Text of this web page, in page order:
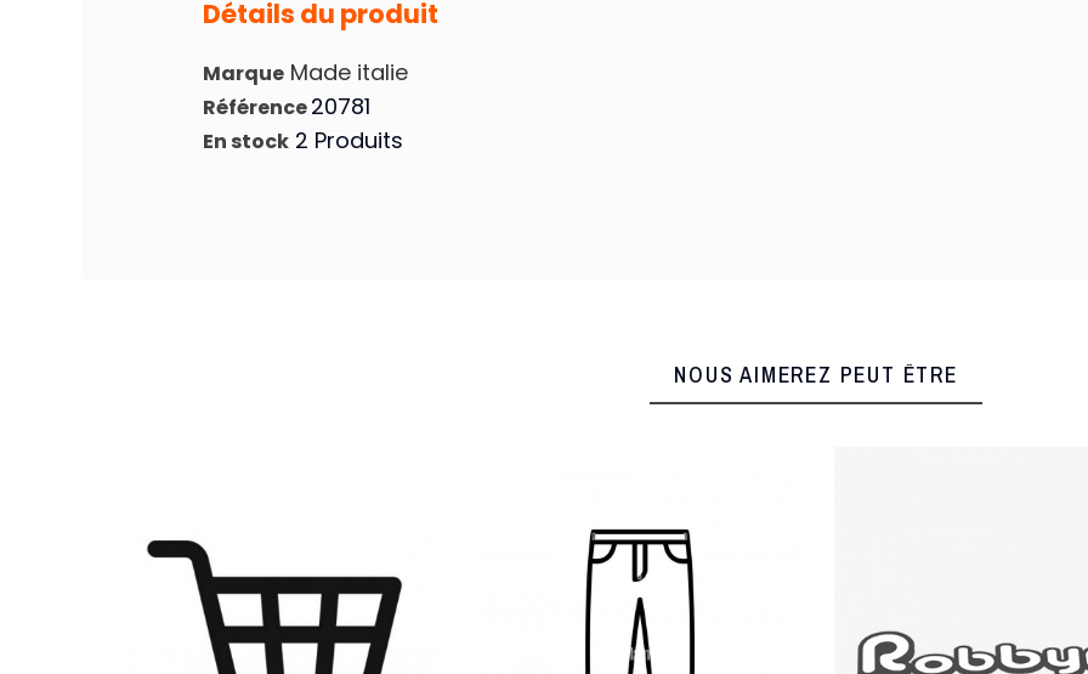
Détails du produit
Marque Made italie
Référence20781
En stock 2 Produits
NOUS AIMEREZ PEUT ÊTRE